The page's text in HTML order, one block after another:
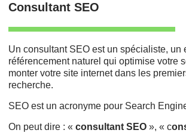
Consultant SEO
Un consultant SEO est un spécialiste, un
référencement naturel qui optimise votre
monter votre site internet dans les
recherche.
SEO est un acronyme pour Search
On peut dire : «consultant SEO », « c